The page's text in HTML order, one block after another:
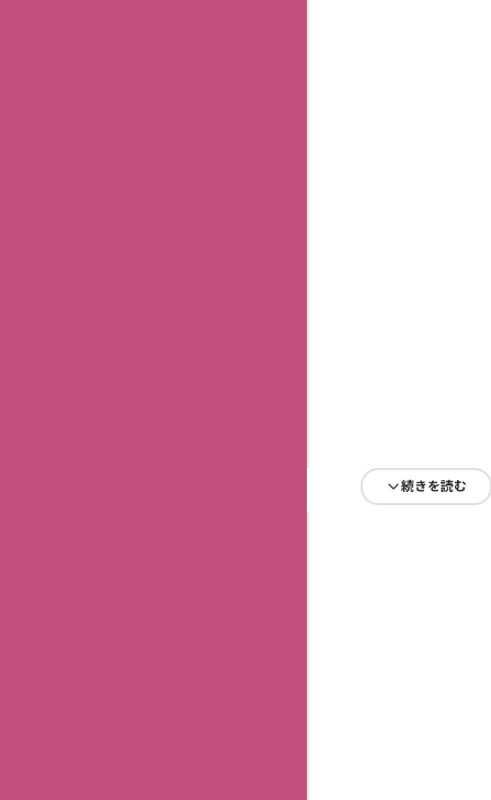
続きを読む
続きを読む
続きを読む
続きを読む
続きを読む
続きを読む
続きを読む
続きを読む
続きを読む
続きを読む
続きを読む
続きを読む
続きを読む
続きを読む
続きを読む
続きを読む
続きを読む
続きを読む
続きを読む
続きを読む